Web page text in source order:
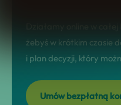
żebyś w krótkim czasie
i plan decyzji, który
Umów bezpłatną